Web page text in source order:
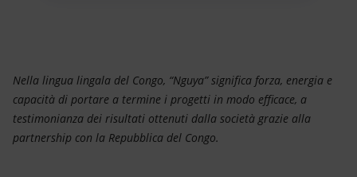
Scenari energetici
Nella lingua lingala del Congo, “Nguya” significa forza, energia e
capacità di portare a termine i progetti in modo efficace, a
testimonianza dei risultati ottenuti dalla società grazie alla
partnership con la Repubblica del Congo.